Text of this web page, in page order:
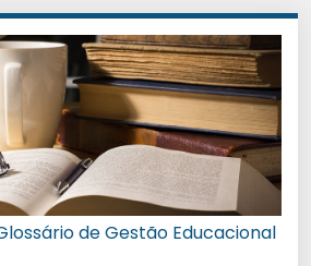
de Gestão Educacional